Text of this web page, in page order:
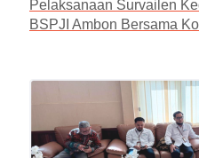
Pelaksanaan Survailen
BSPJI Ambon Bersama